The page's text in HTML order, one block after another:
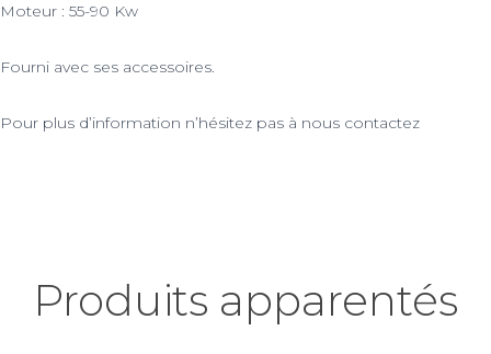
Moteur : 55-90 Kw
Fourni avec ses accessoires.
Pour plus d’information n’hésitez pas à nous contactez
Produits apparentés